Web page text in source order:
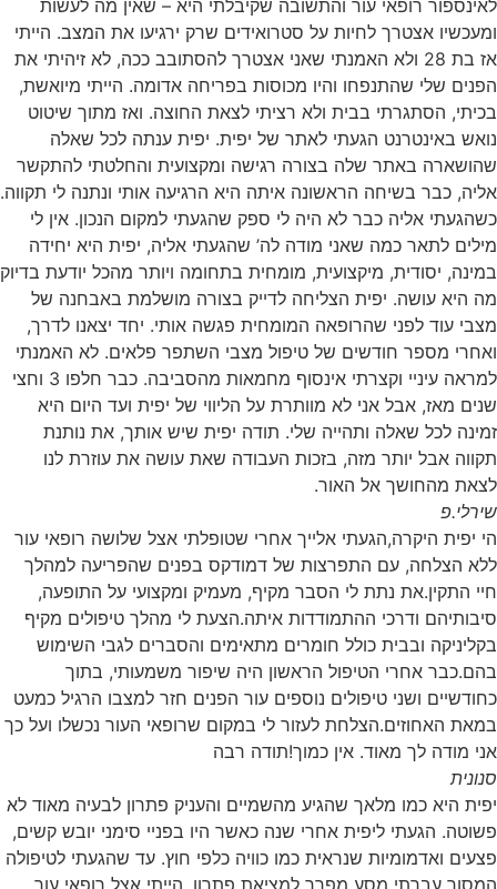
לאינספור רופאי עור והתשובה שקיבלתי היא – שאין מה לעשות
ומעכשיו אצטרך לחיות על סטרואידים שרק ירגיעו את המצב. הייתי
אז בת 28 ולא האמנתי שאני אצטרך להסתובב ככה, לא זיהיתי את
הפנים שלי שהתנפחו והיו מכוסות בפריחה אדומה. הייתי מיואשת,
בכיתי, הסתגרתי בבית ולא רציתי לצאת החוצה. ואז מתוך שיטוט
נואש באינטרנט הגעתי לאתר של יפית. יפית ענתה לכל שאלה
שהושארה באתר שלה בצורה רגישה ומקצועית והחלטתי להתקשר
אליה, כבר בשיחה הראשונה איתה היא הרגיעה אותי ונתנה לי תקווה.
כשהגעתי אליה כבר לא היה לי ספק שהגעתי למקום הנכון. אין לי
מילים לתאר כמה שאני מודה לה’ שהגעתי אליה, יפית היא יחידה
במינה, יסודית, מיקצועית, מומחית בתחומה ויותר מהכל יודעת בדיוק
מה היא עושה. יפית הצליחה לדייק בצורה מושלמת באבחנה של
מצבי עוד לפני שהרופאה המומחית פגשה אותי. יחד יצאנו לדרך,
ואחרי מספר חודשים של טיפול מצבי השתפר פלאים. לא האמנתי
למראה עיניי וקצרתי אינסוף מחמאות מהסביבה. כבר חלפו 3 וחצי
שנים מאז, אבל אני לא מוותרת על הליווי של יפית ועד היום היא
זמינה לכל שאלה ותהייה שלי. תודה יפית שיש אותך, את נותנת
תקווה אבל יותר מזה, בזכות העבודה שאת עושה את עוזרת לנו
לצאת מהחושך אל האור.
שירלי.פ
הי יפית היקרה,הגעתי אלייך אחרי שטופלתי אצל שלושה רופאי עור
ללא הצלחה, עם התפרצות של דמודקס בפנים שהפריעה למהלך
חיי התקין.את נתת לי הסבר מקיף, מעמיק ומקצועי על התופעה,
‏סיבותיהם ודרכי ההתמודדות איתה.הצעת לי מהלך טיפולים מקיף
בקליניקה ובבית כולל חומרים מתאימים והסברים לגבי השימוש
בהם.‏כבר אחרי הטיפול הראשון היה שיפור משמעותי, בתוך
כחודשיים ושני טיפולים נוספים עור הפנים חזר למצבו הרגיל כמעט
במאת האחוזים.הצלחת לעזור לי במקום שרופאי העור נכשלו ועל כך
אני מודה לך מאוד. אין כמוך!תודה רבה
סנונית
יפית היא כמו מלאך שהגיע מהשמיים והעניק פתרון לבעיה מאוד לא
פשוטה. הגעתי ליפית אחרי שנה כאשר היו בפניי סימני יובש קשים,
פצעים ואדמומיות שנראית כמו כוויה כלפי חוץ. עד שהגעתי לטיפולה
המסור עברתי מסע מפרך למציאת פתרון. הייתי אצל רופאי עור